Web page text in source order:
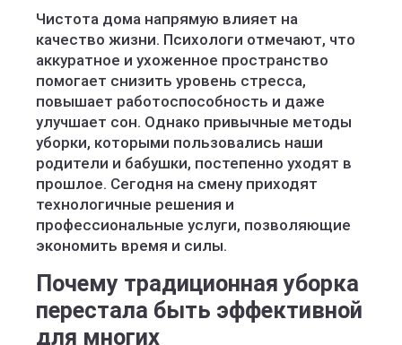
Чистота дома напрямую влияет на
качество жизни. Психологи отмечают, что
аккуратное и ухоженное пространство
помогает снизить уровень стресса,
повышает работоспособность и даже
улучшает сон. Однако привычные методы
уборки, которыми пользовались наши
родители и бабушки, постепенно уходят в
прошлое. Сегодня на смену приходят
технологичные решения и
профессиональные услуги, позволяющие
экономить время и силы.
Почему традиционная уборка
перестала быть эффективной
для многих